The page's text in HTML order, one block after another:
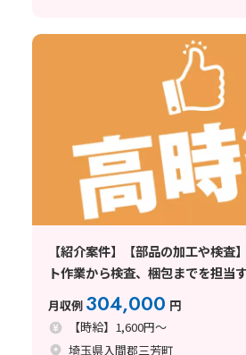
【紹介案件】【部品の加工や検査
ト作業から検査、梱包までを担当するお
給1600円】無料送迎バスありで
験OK♪
月収例 304,000 円
【時給】1,600円～
埼玉県入間郡三芳町